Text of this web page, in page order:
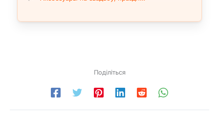
Поділіться